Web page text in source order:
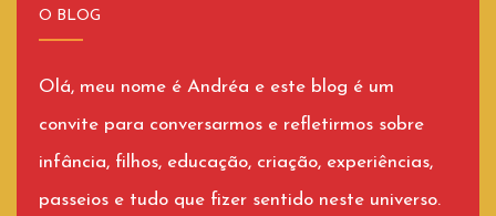
O BLOG
Olá, meu nome é Andréa e este blog é um
convite para conversarmos e refletirmos sobre
infância, filhos, educação, criação, experiências,
passeios e tudo que fizer sentido neste universo.